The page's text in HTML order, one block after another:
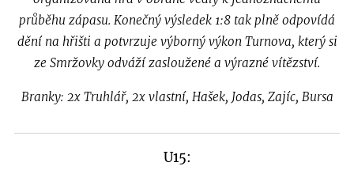
průběhu zápasu. Konečný výsledek 1:8 tak plně odpovídá
dění na hřišti a potvrzuje výborný výkon Turnova, který si
ze Smržovky odváží zasloužené a výrazné vítězství.
Branky: 2x Truhlář, 2x vlastní, Hašek, Jodas, Zajíc, Bursa
U15: